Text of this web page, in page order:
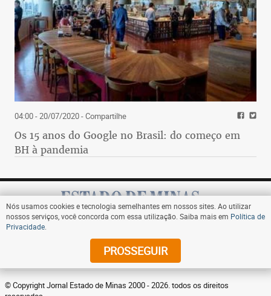
04:00 - 20/07/2020- Compartilhe
Os 15 anos do Google no Brasil: do começo em
BH à pandemia
Assine
© Copyright Jornal Estado de Minas 2000 - 2026. todos os direitos
Nós usamos cookies e tecnologia semelhantes em nossos sites. Ao utilizar
nossos serviços, você concorda com essa utilização. Saiba mais em Política de
Privacidade
PROSSEGUIR